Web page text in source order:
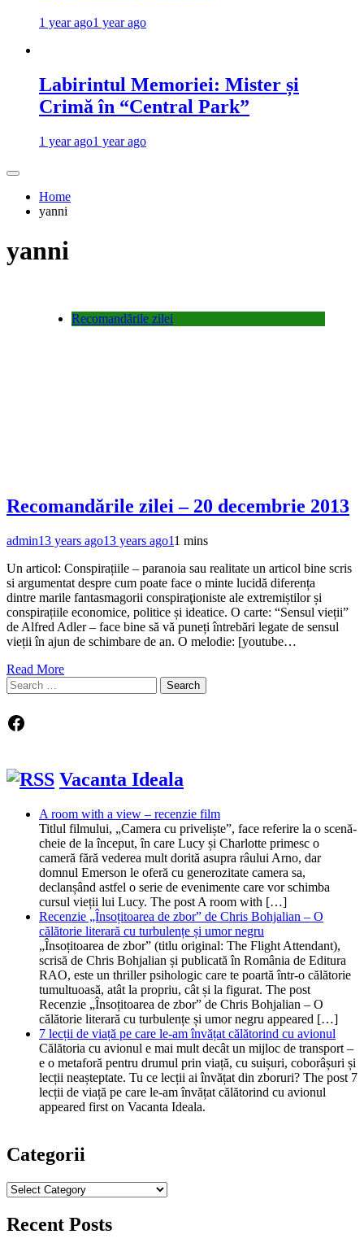
1 year ago1 year ago
Labirintul Memoriei: Mister și
Crimă în “Central Park”
1 year ago1 year ago
Home
yanni
yanni
Recomandările zilei
Recomandările zilei – 20 decembrie 2013
admin13 years ago13 years ago11 mins
Un articol: Conspirațiile – paranoia sau realitate un articol bine scris
si argumentat despre cum poate face o minte lucidă diferența
dintre marile fantasmagorii conspiraţioniste ale extremiștilor și
conspirațiile economice, politice și ideatice. O carte: “Sensul vieții”
de Alfred Adler – face bine să vă puneți întrebări legate de sensul
vieții în ajun de schimbare de an. O melodie: [youtube…
Read More
Search
for:
Facebook
Vacanta Ideala
A room with a view – recenzie film
Titlul filmului, „Camera cu priveliște”, face referire la o scenă-
cheie de la început, în care Lucy și Charlotte primesc o
cameră fără vederea mult dorită asupra râului Arno, dar
domnul Emerson le oferă cu generozitate camera sa,
declanșând astfel o serie de evenimente care vor schimba
cursul vieții lui Lucy. The post A room with […]
Recenzie „Însoțitoarea de zbor” de Chris Bohjalian – O
călătorie literară cu turbulențe și umor negru
„Însoțitoarea de zbor” (titlu original: The Flight Attendant),
scrisă de Chris Bohjalian și publicată în România de Editura
RAO, este un thriller psihologic care te poartă într-o călătorie
tumultuoasă, atât la propriu, cât și la figurat. The post
Recenzie „Însoțitoarea de zbor” de Chris Bohjalian – O
călătorie literară cu turbulențe și umor negru appeared […]
7 lecții de viață pe care le-am învățat călătorind cu avionul
Călătoria cu avionul e mai mult decât un mijloc de transport –
e o metaforă pentru drumul prin viață, cu suișuri, coborâșuri și
lecții neașteptate. Tu ce lecții ai învățat din zboruri? The post 7
lecții de viață pe care le-am învățat călătorind cu avionul
appeared first on Vacanta Ideala.
Categorii
Categorii
Recent Posts